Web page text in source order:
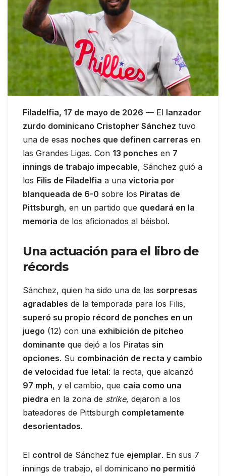
Filadelfia, 17 de mayo de 2026 — El lanzador
zurdo dominicano Cristopher Sánchez tuvo
una de esas noches que definen carreras en
las Grandes Ligas. Con 13 ponches en 7
innings de trabajo impecable, Sánchez guió a
los Filis de Filadelfia a una victoria por
blanqueada de 6-0 sobre los Piratas de
Pittsburgh, en un partido que quedará en la
memoria de los aficionados al béisbol.
Una actuación para el libro de
récords
Sánchez, quien ha sido una de las sorpresas
agradables de la temporada para los Filis,
superó su propio récord de ponches en un
juego (12) con una exhibición de pitcheo
dominante que dejó a los Piratas sin
opciones. Su combinación de recta y cambio
de velocidad fue letal: la recta, que alcanzó
97 mph, y el cambio, que caía como una
piedra en la zona de strike, dejaron a los
bateadores de Pittsburgh completamente
desorientados.
El control de Sánchez fue ejemplar. En sus 7
innings de trabajo, el dominicano no permitió